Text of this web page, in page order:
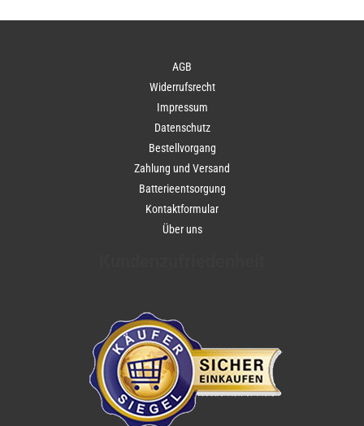
AGB
Widerrufsrecht
Impressum
Datenschutz
Bestellvorgang
Zahlung und Versand
Batterieentsorgung
Kontaktformular
Über uns